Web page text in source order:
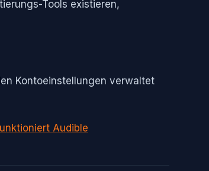
Tools existieren,
Kontoeinstellungen verwaltet
Audible